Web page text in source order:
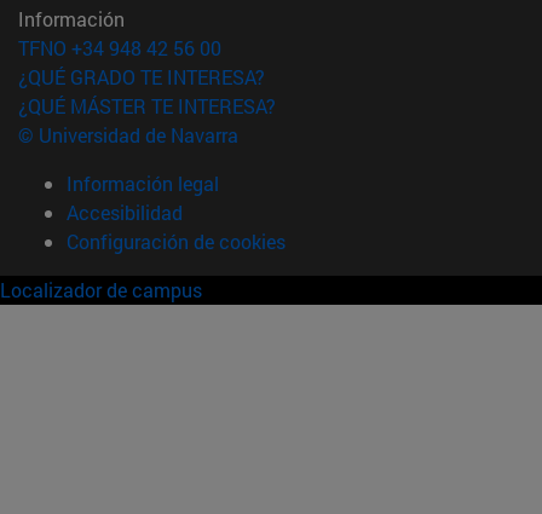
Información
TFNO +34 948 42 56 00
¿QUÉ GRADO TE INTERESA?
¿QUÉ MÁSTER TE INTERESA?
© Universidad de Navarra
Información legal
Accesibilidad
Configuración de cookies
Localizador de campus